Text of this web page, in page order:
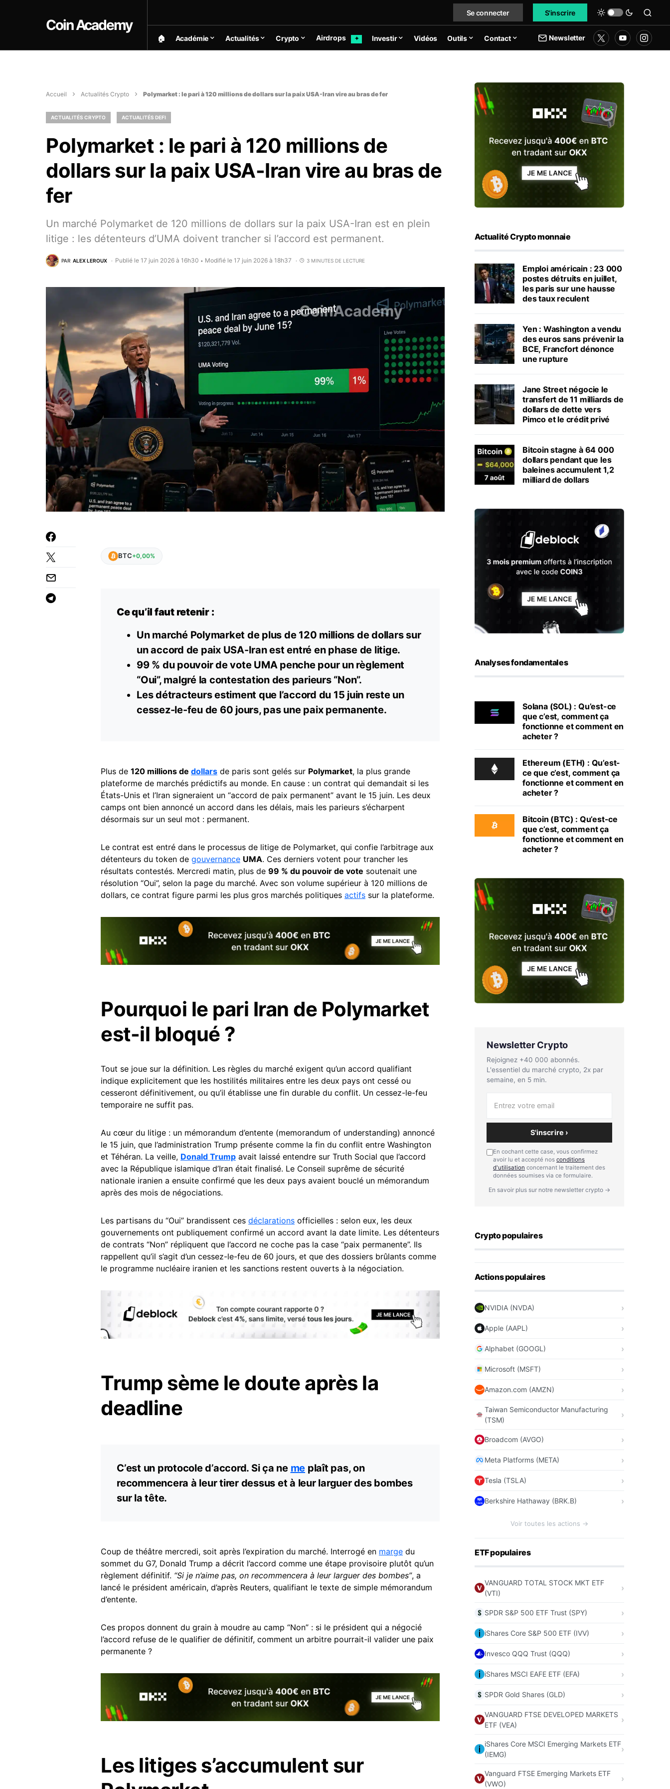
Coin Academy
Se connecter S'inscrire
🏠︎ Académie Actualités Crypto Airdrops ✦ Investir Vidéos Outils Contact Newsletter
Accueil Actualités Crypto Polymarket : le pari à 120 millions de dollars sur la paix USA-Iran vire au bras de fer
ACTUALITÉS CRYPTO ACTUALITÉS DEFI
Polymarket : le pari à 120 millions de
dollars sur la paix USA-Iran vire au bras de
fer
Un marché Polymarket de 120 millions de dollars sur la paix USA-Iran est en plein
litige : les détenteurs d’UMA doivent trancher si l’accord est permanent.
PAR ALEX LEROUX Publié le 17 juin 2026 à 16h30 • Modifié le 17 juin 2026 à 18h37 3 MINUTES DE LECTURE
BTC+0,00%
Ce qu’il faut retenir :
Un marché Polymarket de plus de 120 millions de dollars sur
un accord de paix USA-Iran est entré en phase de litige.
99 % du pouvoir de vote UMA penche pour un règlement
“Oui”, malgré la contestation des parieurs “Non”.
Les détracteurs estiment que l’accord du 15 juin reste un
cessez-le-feu de 60 jours, pas une paix permanente.
Plus de 120 millions de dollars de paris sont gelés sur Polymarket, la plus grande
plateforme de marchés prédictifs au monde. En cause : un contrat qui demandait si les
États-Unis et l’Iran signeraient un “accord de paix permanent” avant le 15 juin. Les deux
camps ont bien annoncé un accord dans les délais, mais les parieurs s’écharpent
désormais sur un seul mot : permanent.
Le contrat est entré dans le processus de litige de Polymarket, qui confie l’arbitrage aux
détenteurs du token de gouvernance UMA. Ces derniers votent pour trancher les
résultats contestés. Mercredi matin, plus de 99 % du pouvoir de vote soutenait une
résolution “Oui”, selon la page du marché. Avec son volume supérieur à 120 millions de
dollars, ce contrat figure parmi les plus gros marchés politiques actifs sur la plateforme.
Pourquoi le pari Iran de Polymarket
est-il bloqué ?
Tout se joue sur la définition. Les règles du marché exigent qu’un accord qualifiant
indique explicitement que les hostilités militaires entre les deux pays ont cessé ou
cesseront définitivement, ou qu’il établisse une fin durable du conflit. Un cessez-le-feu
temporaire ne suffit pas.
Au cœur du litige : un mémorandum d’entente (memorandum of understanding) annoncé
le 15 juin, que l’administration Trump présente comme la fin du conflit entre Washington
et Téhéran. La veille, Donald Trump avait laissé entendre sur Truth Social que l’accord
avec la République islamique d’Iran était finalisé. Le Conseil suprême de sécurité
nationale iranien a ensuite confirmé que les deux pays avaient bouclé un mémorandum
après des mois de négociations.
Les partisans du “Oui” brandissent ces déclarations officielles : selon eux, les deux
gouvernements ont publiquement confirmé un accord avant la date limite. Les détenteurs
de contrats “Non” répliquent que l’accord ne coche pas la case “paix permanente”. Ils
rappellent qu’il s’agit d’un cessez-le-feu de 60 jours, et que des dossiers brûlants comme
le programme nucléaire iranien et les sanctions restent ouverts à la négociation.
Trump sème le doute après la
deadline
C’est un protocole d’accord. Si ça ne me plaît pas, on
recommencera à leur tirer dessus et à leur larguer des bombes
sur la tête.
Coup de théâtre mercredi, soit après l’expiration du marché. Interrogé en marge du
sommet du G7, Donald Trump a décrit l’accord comme une étape provisoire plutôt qu’un
règlement définitif. “Si je n’aime pas, on recommencera à leur larguer des bombes”, a
lancé le président américain, d’après Reuters, qualifiant le texte de simple mémorandum
d’entente.
Ces propos donnent du grain à moudre au camp “Non” : si le président qui a négocié
l’accord refuse de le qualifier de définitif, comment un arbitre pourrait-il valider une paix
permanente ?
Les litiges s’accumulent sur
Actualité Crypto monnaie
Emploi américain : 23 000
postes détruits en juillet,
les paris sur une hausse
des taux reculent
Yen : Washington a vendu
des euros sans prévenir la
BCE, Francfort dénonce
une rupture
Jane Street négocie le
transfert de 11 milliards de
dollars de dette vers
Pimco et le crédit privé
Bitcoin stagne à 64 000
dollars pendant que les
baleines accumulent 1,2
milliard de dollars
Analyses fondamentales
Solana (SOL) : Qu’est-ce
que c’est, comment ça
fonctionne et comment en
acheter ?
Ethereum (ETH) : Qu’est-
ce que c’est, comment ça
fonctionne et comment en
acheter ?
Bitcoin (BTC) : Qu’est-ce
que c’est, comment ça
fonctionne et comment en
acheter ?
Newsletter Crypto
Rejoignez +40 000 abonnés.
L'essentiel du marché crypto, 2x par
semaine, en 5 min.
S'inscrire ›
En cochant cette case, vous confirmez
avoir lu et accepté nos conditions
d'utilisation concernant le traitement des
données soumises via ce formulaire.
En savoir plus sur notre newsletter crypto →
Crypto populaires
Actions populaires
NVIDIA (NVDA)
Apple (AAPL)
Alphabet (GOOGL)
Microsoft (MSFT)
Amazon.com (AMZN)
Taiwan Semiconductor Manufacturing
(TSM)
Broadcom (AVGO)
Meta Platforms (META)
Tesla (TSLA)
Berkshire Hathaway (BRK.B)
Voir toutes les actions →
ETF populaires
VANGUARD TOTAL STOCK MKT ETF
(VTI)
SPDR S&P 500 ETF Trust (SPY)
iShares Core S&P 500 ETF (IVV)
Invesco QQQ Trust (QQQ)
iShares MSCI EAFE ETF (EFA)
SPDR Gold Shares (GLD)
VANGUARD FTSE DEVELOPED MARKETS
ETF (VEA)
iShares Core MSCI Emerging Markets ETF
(IEMG)
Vanguard FTSE Emerging Markets ETF
(VWO)